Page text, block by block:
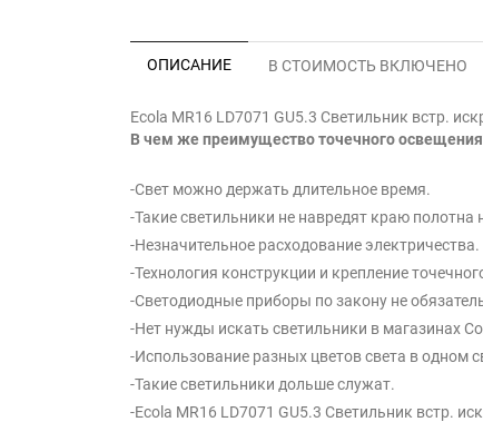
ОПИСАНИЕ В СТОИМОСТЬ ВКЛЮЧЕНО
Ecola MR16 LD7071 GU5.3 Светильник встр.
В чем же преимущество точечного
-Свет можно держать длительное время.
-Такие светильники не навредят краю
-Незначительное расходование электричества.
-Технология конструкции и крепление
-Светодиодные приборы по закону не
-Нет нужды искать светильники в магазинах
-Использование разных цветов света в одном
-Такие светильники дольше служат.
-Ecola MR16 LD7071 GU5.3 Светильник встр.